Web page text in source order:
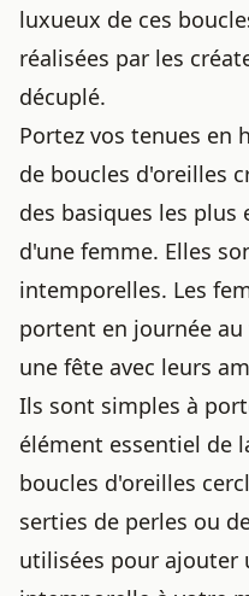
luxueux de ces
réalisées par les
décuplé.
Portez vos tenues en
de boucles d'oreilles
des basiques les plus
d'une femme. Elles
intemporelles. Les
portent en journée
une fête avec leurs
Ils sont simples à
élément essentiel de
boucles d'oreilles
serties de perles ou
utilisées pour ajouter